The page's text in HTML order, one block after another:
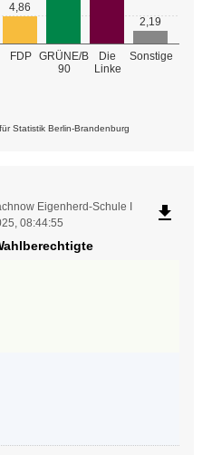
FDP GRÜNE/B
90
Die
Linke
Sonstige
4,86
2,19
Statistik Berlin-Brandenburg
Eigenherd-Schule I
08:44:55
file_download